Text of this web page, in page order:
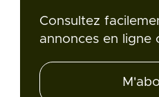
Consultez
annonces en ligne